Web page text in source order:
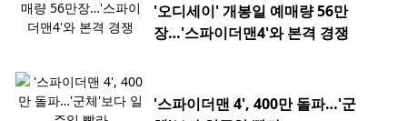
'오디세이' 개봉일 예매량 56만
장…'스파이더맨4'와 본격 경쟁
'스파이더맨 4', 400만 돌파…'군